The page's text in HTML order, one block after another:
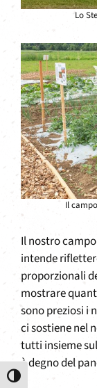
Attiva/disattiva alto
Lo
Il
Il nostro
intende
proporzionali
mostrare
sono preziosi i
ci sostiene nel
tutti insieme
è degno del